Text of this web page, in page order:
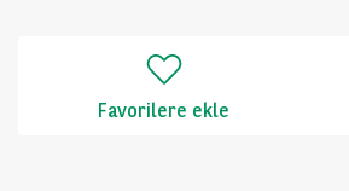
Favorilere ekle